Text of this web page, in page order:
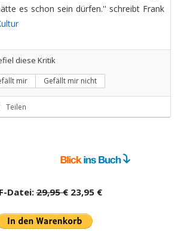
es schon sein dürfen.'' schreibt Frank
diese Kritik
mir Gefällt mir nicht
Teilen
Datei:29,95 €23,95 €